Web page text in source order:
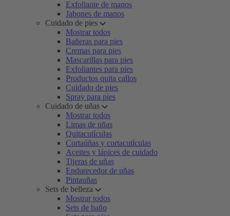
Exfoliante de manos
Jabones de manos
Cuidado de pies
Mostrar todos
Bañeras para pies
Cremas para pies
Mascarillas para pies
Exfoliantes para pies
Productos quita callos
Cuidado de pies
Spray para pies
Cuidado de uñas
Mostrar todos
Limas de uñas
Quitacutículas
Cortaúñas y cortacutículas
Aceites y lápices de cuidado
Tijeras de uñas
Endurecedor de uñas
Pintauñas
Sets de belleza
Mostrar todos
Sets de baño